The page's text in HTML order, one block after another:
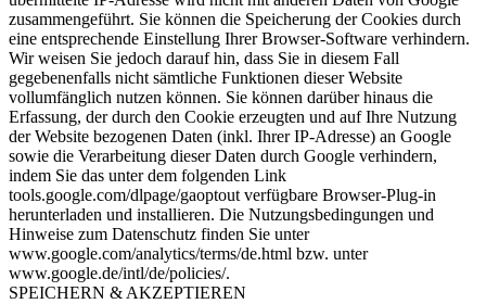
zusammengeführt. Sie können die Speicherung der Cookies durch
eine entsprechende Einstellung Ihrer Browser-Software verhindern.
Wir weisen Sie jedoch darauf hin, dass Sie in diesem Fall
gegebenenfalls nicht sämtliche Funktionen dieser Website
vollumfänglich nutzen können. Sie können darüber hinaus die
Erfassung, der durch den Cookie erzeugten und auf Ihre Nutzung
der Website bezogenen Daten (inkl. Ihrer IP-Adresse) an Google
sowie die Verarbeitung dieser Daten durch Google verhindern,
indem Sie das unter dem folgenden Link
tools.google.com/dlpage/gaoptout verfügbare Browser-Plug-in
herunterladen und installieren. Die Nutzungsbedingungen und
Hinweise zum Datenschutz finden Sie unter
www.google.com/analytics/terms/de.html bzw. unter
www.google.de/intl/de/policies/.
SPEICHERN & AKZEPTIEREN